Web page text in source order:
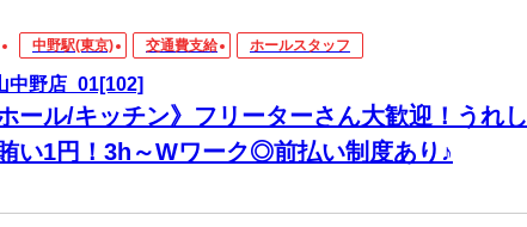
中野駅(東京) 交通費支給 ホールスタッフ
中野店_01[102]
ホール/キッチン》フリーターさん大歓迎！うれし
い1円！3h～Wワーク◎前払い制度あり♪